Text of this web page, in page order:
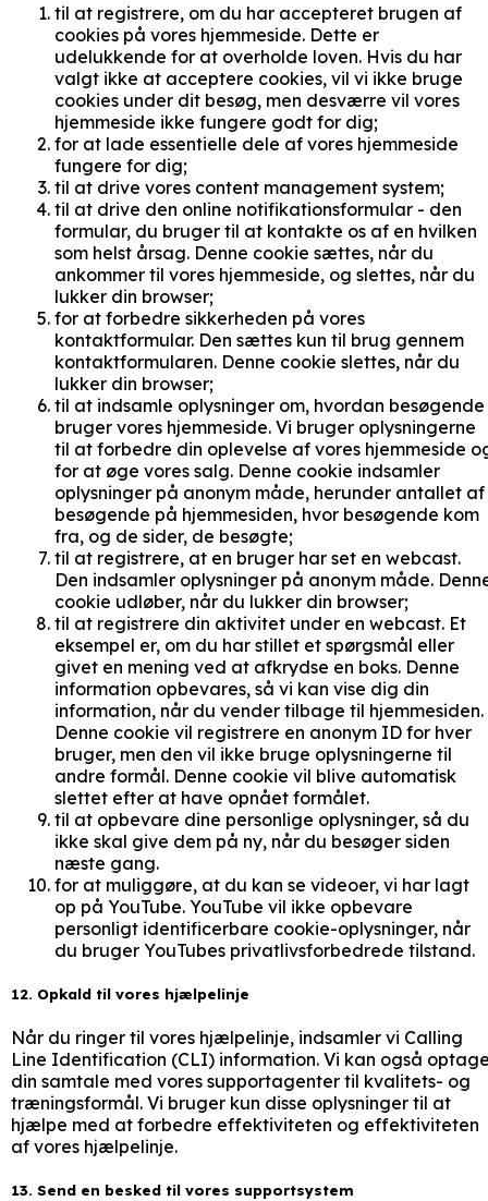
til at registrere, om du har accepteret brugen af
cookies på vores hjemmeside. Dette er
udelukkende for at overholde loven. Hvis du har
valgt ikke at acceptere cookies, vil vi ikke bruge
cookies under dit besøg, men desværre vil vores
hjemmeside ikke fungere godt for dig;
for at lade essentielle dele af vores hjemmeside
fungere for dig;
til at drive vores content management system;
til at drive den online notifikationsformular - den
formular, du bruger til at kontakte os af en hvilken
som helst årsag. Denne cookie sættes, når du
ankommer til vores hjemmeside, og slettes, når du
lukker din browser;
for at forbedre sikkerheden på vores
kontaktformular. Den sættes kun til brug gennem
kontaktformularen. Denne cookie slettes, når du
lukker din browser;
til at indsamle oplysninger om, hvordan besøgende
bruger vores hjemmeside. Vi bruger oplysningerne
til at forbedre din oplevelse af vores hjemmeside
for at øge vores salg. Denne cookie indsamler
oplysninger på anonym måde, herunder antallet af
besøgende på hjemmesiden, hvor besøgende kom
fra, og de sider, de besøgte;
til at registrere, at en bruger har set en webcast.
Den indsamler oplysninger på anonym måde.
cookie udløber, når du lukker din browser;
til at registrere din aktivitet under en webcast. Et
eksempel er, om du har stillet et spørgsmål eller
givet en mening ved at afkrydse en boks. Denne
information opbevares, så vi kan vise dig din
information, når du vender tilbage til hjemmesiden.
Denne cookie vil registrere en anonym ID for hver
bruger, men den vil ikke bruge oplysningerne til
andre formål. Denne cookie vil blive automatisk
slettet efter at have opnået formålet.
til at opbevare dine personlige oplysninger, så du
ikke skal give dem på ny, når du besøger siden
næste gang.
for at muliggøre, at du kan se videoer, vi har lagt
op på YouTube. YouTube vil ikke opbevare
personligt identificerbare cookie-oplysninger, når
du bruger YouTubes privatlivsforbedrede tilstand.
12. Opkald til vores hjælpelinje
Når du ringer til vores hjælpelinje, indsamler vi Calling
Line Identification (CLI) information. Vi kan også
din samtale med vores supportagenter til kvalitets- og
træningsformål. Vi bruger kun disse oplysninger til at
hjælpe med at forbedre effektiviteten og effektiviteten
af vores hjælpelinje.
13. Send en besked til vores supportsystem